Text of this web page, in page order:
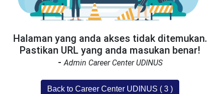
Halaman yang anda akses tidak ditemukan.
Pastikan URL yang anda masukan benar!
-Admin Career Center UDINUS
Back to Career Center UDINUS ( 3 )